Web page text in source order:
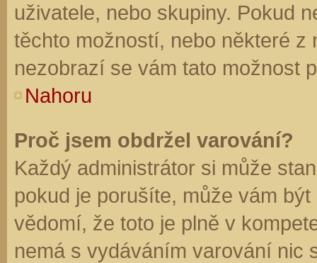
uživatele, nebo skupiny. Pokud
těchto možností, nebo některé z
nezobrazí se vám tato možnost
Nahoru
Proč jsem obdržel varování?
Každý administrátor si může
pokud je porušíte, může vám
vědomí, že toto je plně v
nemá s vydáváním varování nic